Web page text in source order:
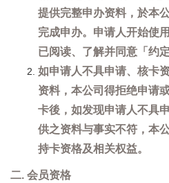
提供完整申办资料，於本
完成申办。申请人开始使
已阅读、了解并同意「约
如申请人不具申请、核卡
资料，本公司得拒绝申请
卡後，如发现申请人不具
供之资料与事实不符，本
持卡资格及相关权益。
二. 会员资格